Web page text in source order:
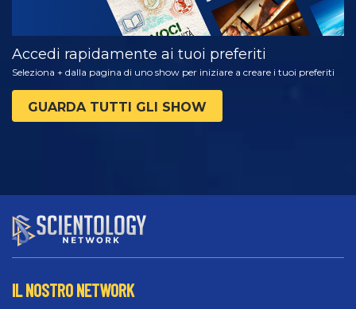
Accedi rapidamente ai tuoi preferiti
Seleziona + dalla pagina di uno show per iniziare a creare i tuoi preferiti
GUARDA TUTTI GLI SHOW
IL NOSTRO NETWORK